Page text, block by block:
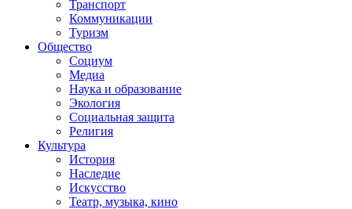
Транспорт
Коммуникации
Туризм
Общество
Социум
Медиа
Наука и образование
Экология
Социальная защита
Религия
Культура
История
Наследие
Искусство
Театр, музыка, кино